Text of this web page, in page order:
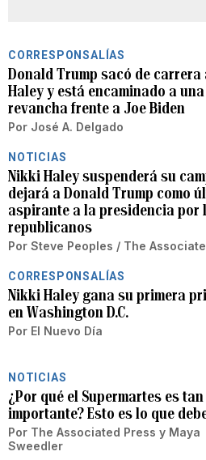
CORRESPONSALÍAS
Donald Trump sacó de carrera
Haley y está encaminado a una
revancha frente a Joe Biden
Por José A. Delgado
NOTICIAS
Nikki Haley suspenderá su
dejará a Donald Trump como
aspirante a la presidencia por
republicanos
Por Steve Peoples / The
CORRESPONSALÍAS
Nikki Haley gana su primera
en Washington D.C.
Por El Nuevo Día
NOTICIAS
¿Por qué el Supermartes es tan
importante? Esto es lo que
Por The Associated Press y Maya
Sweedler